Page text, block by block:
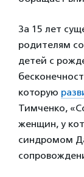
За 15 лет
родителям
детей с
которую
Тимченко,
женщин, у
синдромом